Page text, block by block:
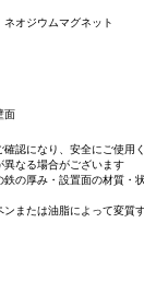
オジウムマグネット
面
確認になり、安全にご使用
異なる場合がございます
鉄の厚み・設置面の材質・
または油脂によって変質